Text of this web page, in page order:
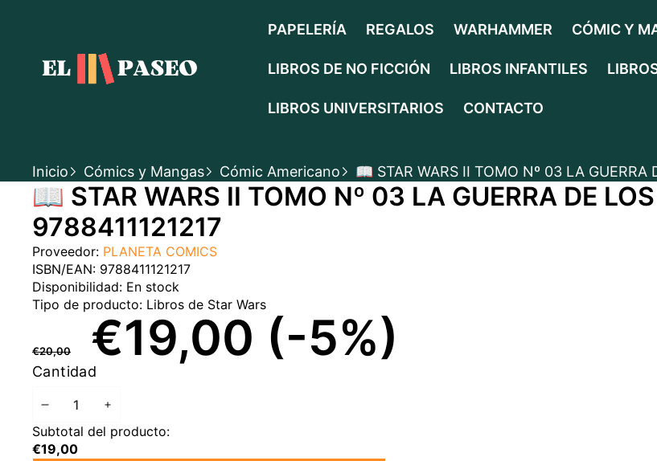
PAPELERÍA
REGALOS WARHAMMER CÓMIC Y
LIBROS DE NO FICCIÓN LIBROS INFANTILES
LIBROS UNIVERSITARIOS CONTACTO
Inicio Cómics y Mangas Cómic Americano 📖 STAR WARS II TOMO Nº 03 LA GUERRA
SALTAR A LA INFORMACIÓN DEL PRODUCTO
EN OFERTA
📖 STAR WARS II TOMO Nº 03 LA GUERRA DE
9788411121217
Proveedor: PLANETA COMICS
ISBN/EAN: 9788411121217
Disponibilidad: En stock
Tipo de producto: Libros de Star Wars
PRECIO
REGULAR
€20,00
PRECIO
EN
OFERTA
€19,00 (-5%)
Cantidad
DISMINUIR
CANTIDAD
AUMENTAR
CANTIDAD
Subtotal del producto:
€19,00